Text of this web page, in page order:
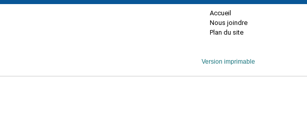
Accueil
Nous joindre
Plan du site
Version imprimable